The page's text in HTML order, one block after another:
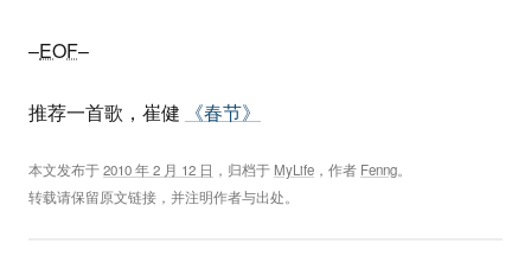
–EOF–
推荐一首歌，崔健 《春节》
本文发布于2010 年 2 月 12 日 ，归档于 MyLife ，作者 Fenng。
转载请保留原文链接，并注明作者与出处。